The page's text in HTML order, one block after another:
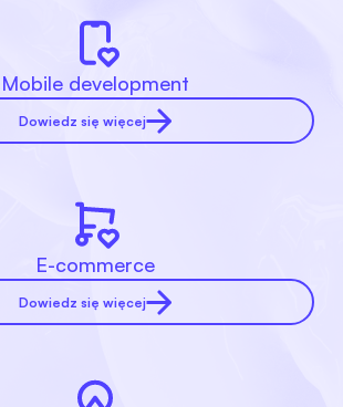
Mobile development
Dowiedz się więcej
E-commerce
Dowiedz się więcej